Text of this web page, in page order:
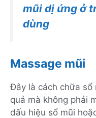
mũi dị ứng ở
dùng
Massage mũi
Đây là cách chữa sổ
quả mà không phải
dấu hiệu sổ mũi